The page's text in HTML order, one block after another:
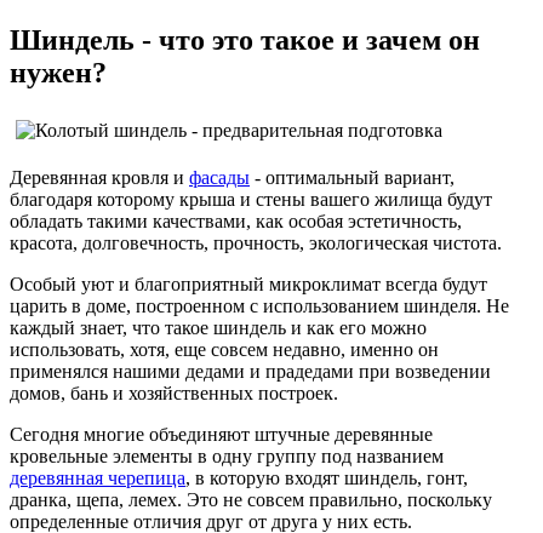
Шиндель - что это такое и зачем он
нужен?
Деревянная кровля и фасады - оптимальный вариант,
благодаря которому крыша и стены вашего жилища будут
обладать такими качествами, как особая эстетичность,
красота, долговечность, прочность, экологическая чистота.
Особый уют и благоприятный микроклимат всегда будут
царить в доме, построенном с использованием шинделя. Не
каждый знает, что такое шиндель и как его можно
использовать, хотя, еще совсем недавно, именно он
применялся нашими дедами и прадедами при возведении
домов, бань и хозяйственных построек.
Сегодня многие объединяют штучные деревянные
кровельные элементы в одну группу под названием
деревянная черепица, в которую входят шиндель, гонт,
дранка, щепа, лемех. Это не совсем правильно, поскольку
определенные отличия друг от друга у них есть.